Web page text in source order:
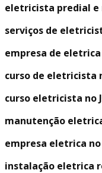
eletricista predial e
serviços de
empresa de
curso de eletricista
curso eletricista no
manutenção
empresa eletrica no
instalação eletrica